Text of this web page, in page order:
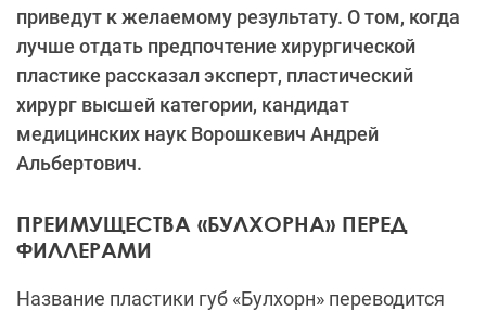
приведут к желаемому результату. О том, когда
лучше отдать предпочтение хирургической
пластике рассказал эксперт, пластический
хирург высшей категории, кандидат
медицинских наук Ворошкевич Андрей
Альбертович.
ПРЕИМУЩЕСТВА «БУЛХОРНА» ПЕРЕД
ФИЛЛЕРАМИ
Название пластики губ «Булхорн» переводится